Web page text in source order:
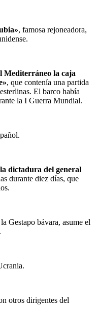
, famosa rejoneadora,
Mediterráneo la caja
, que contenía una partida
El barco había
la I Guerra Mundial.
dictadura del general
durante diez días, que
Gestapo bávara, asume el
otros dirigentes del